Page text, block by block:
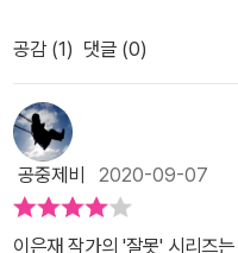
금동은 그렇게 약속을 했다.
러나기로....이런 금동아~ 이
던 자리에 앉았는데 딱하기도
다면 학교가 난리 날 텐데, 계
부터 책 읽는 속도가 빨라졌다. 한국을 대표하는 10인의 동화 작가
로 선정되기도 한 이은재 작가
이 썼다. 작가의 글은 초등학
니어김영사에서 기획한 중학
를 선망하며 코미디언 출신 대
맡은 재치 있는 회장을 뽑는
에 도전하고자 했다. 선거 캐치 플레이는 '뒤집힌 거북이 작전'이다.
학교를 발칵 뒤집어 놓는다는
전포고 같다. 공약은 바로 아이돌 치얼스 영입. 행사에 치얼스를
할 수 있다는 자신감을 내보
하늘을 찌를 정도다. 학창시
릭터 있다싶은 주인공이다.어
진 영웅>이 연상되기도 하는
학교 친구들의 비웃음과 무시
자신을 못마땅하게 여기는 친
병’에 좀 걸리면 어때? 넌 걸
면 부럽다고 솔직히 말해.”라
공감 (1) 댓글 (0)
공중제비 2020-09-07
이은재 작가의 '잘못' 시리즈